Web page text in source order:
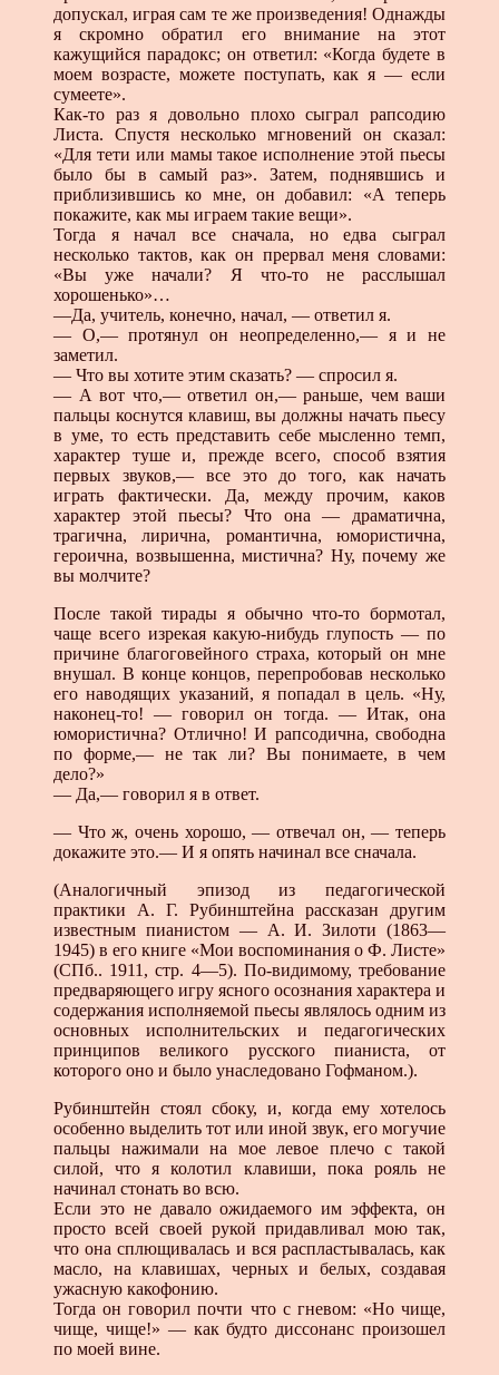
допускал, играя сам те же произведения! Однажды
я скромно обратил его внимание на этот
кажущийся парадокс; он ответил: «Когда будете в
моем возрасте, можете поступать, как я — если
сумеете».
Как-то раз я довольно плохо сыграл рапсодию
Листа. Спустя несколько мгновений он сказал:
«Для тети или мамы такое исполнение этой пьесы
было бы в самый раз». Затем, поднявшись и
приблизившись ко мне, он добавил: «А теперь
покажите, как мы играем такие вещи».
Тогда я начал все сначала, но едва сыграл
несколько тактов, как он прервал меня словами:
«Вы уже начали? Я что-то не расслышал
хорошенько»…
—Да, учитель, конечно, начал, — ответил я.
— О,— протянул он неопределенно,— я и не
заметил.
— Что вы хотите этим сказать? — спросил я.
— А вот что,— ответил он,— раньше, чем ваши
пальцы коснутся клавиш, вы должны начать пьесу
в уме, то есть представить себе мысленно темп,
характер туше и, прежде всего, способ взятия
первых звуков,— все это до того, как начать
играть фактически. Да, между прочим, каков
характер этой пьесы? Что она — драматична,
трагична, лирична, романтична, юмористична,
героична, возвышенна, мистична? Ну, почему же
вы молчите?
После такой тирады я обычно что-то бормотал,
чаще всего изрекая какую-нибудь глупость — по
причине благоговейного страха, который он мне
внушал. В конце концов, перепробовав несколько
его наводящих указаний, я попадал в цель. «Ну,
наконец-то! — говорил он тогда. — Итак, она
юмористична? Отлично! И рапсодична, свободна
по форме,— не так ли? Вы понимаете, в чем
дело?»
— Да,— говорил я в ответ.
— Что ж, очень хорошо, — отвечал он, — теперь
докажите это.— И я опять начинал все сначала.
(Аналогичный эпизод из педагогической
практики А. Г. Рубинштейна рассказан другим
известным пианистом — А. И. Зилоти (1863—
1945) в его книге «Мои воспоминания о Ф. Листе»
(СПб.. 1911, стр. 4—5). По-видимому, требование
предваряющего игру ясного осознания характера и
содержания исполняемой пьесы являлось одним из
основных исполнительских и педагогических
принципов великого русского пианиста, от
которого оно и было унаследовано Гофманом.).
Рубинштейн стоял сбоку, и, когда ему хотелось
особенно выделить тот или иной звук, его могучие
пальцы нажимали на мое левое плечо с такой
силой, что я колотил клавиши, пока рояль не
начинал стонать во всю.
Если это не давало ожидаемого им эффекта, он
просто всей своей рукой придавливал мою так,
что она сплющивалась и вся распластывалась, как
масло, на клавишах, черных и белых, создавая
ужасную какофонию.
Тогда он говорил почти что с гневом: «Но чище,
чище, чище!» — как будто диссонанс произошел
по моей вине.